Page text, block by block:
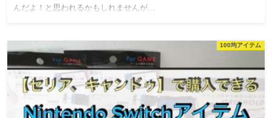
んだよ！と思われるかもしれませんが…
100均アイテム